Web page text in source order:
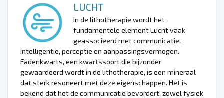
LUCHT
In de lithotherapie wordt het
fundamentele element Lucht vaak
geassocieerd met communicatie,
intelligentie, perceptie en aanpassingsvermogen.
Fadenkwarts, een kwartssoort die bijzonder
gewaardeerd wordt in de lithotherapie, is een mineraal
dat sterk resoneert met deze eigenschappen. Het is
bekend dat het de communicatie bevordert, zowel fysiek